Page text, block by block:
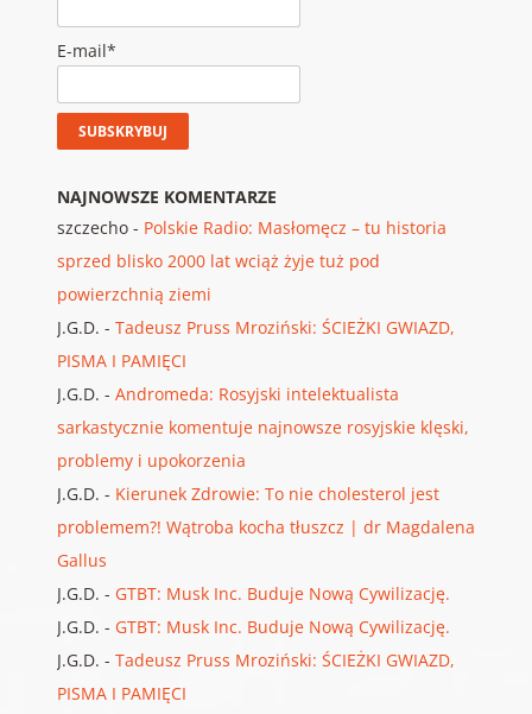
E-mail*
NAJNOWSZE KOMENTARZE
szczecho- Polskie Radio: Masłomęcz – tu historia
sprzed blisko 2000 lat wciąż żyje tuż pod
powierzchnią ziemi
J.G.D. - Tadeusz Pruss Mroziński: ŚCIEŻKI GWIAZD,
PISMA I PAMIĘCI
J.G.D. - Andromeda: Rosyjski intelektualista
sarkastycznie komentuje najnowsze rosyjskie klęski,
problemy i upokorzenia
J.G.D. - Kierunek Zdrowie: To nie cholesterol jest
problemem?! Wątroba kocha tłuszcz | dr Magdalena
Gallus
J.G.D. - GTBT: Musk Inc. Buduje Nową Cywilizację.
J.G.D. - GTBT: Musk Inc. Buduje Nową Cywilizację.
J.G.D. - Tadeusz Pruss Mroziński: ŚCIEŻKI GWIAZD,
PISMA I PAMIĘCI